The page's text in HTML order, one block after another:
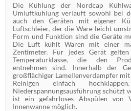
Die Kühlung der Nordcap
Umluftkühlung verläuft sowohl bei
auch den Geräten mit eigener
Luftschleier, der die Ware leicht
Form und Funktion sind die Geräte
Die Luft kühlt Waren mit einer
Zentimeter. Für jedes Gerät
Temperaturklasse, die den
entnehmen sind. Innerhalb der
großflächiger Lamellenverdampfer
Reinigen einfach
Niederspannungsausführung schützt
ist ein gefahrloses Abspülen von
Innenwanne möglich.